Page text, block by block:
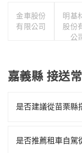
金車股份
有限公司
明基
股份
公
嘉義縣 接送
是否建議從苗栗縣
時、較貴，且難叫
是否推薦租車自駕